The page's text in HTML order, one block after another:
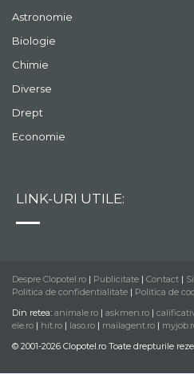
Astronomie
Biologie
Chimie
Diverse
Drept
Economie
LINK-URI UTILE:
Despre Clopotel.ro | Publicitate | Contact |
Politica de confidentialitate | Politica de
Din retea: animale.ro | askmen.ro |
ele.ro | hit.ro | laso.ro | mailagent.ro |
© 2001-2026 Clopotel.ro Toate drepturile